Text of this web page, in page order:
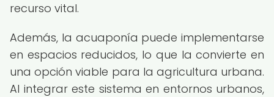
recurso vital.
Además, la acuaponía puede implementarse
en espacios reducidos, lo que la convierte en
una opción viable para la agricultura urbana.
Al integrar este sistema en entornos urbanos,